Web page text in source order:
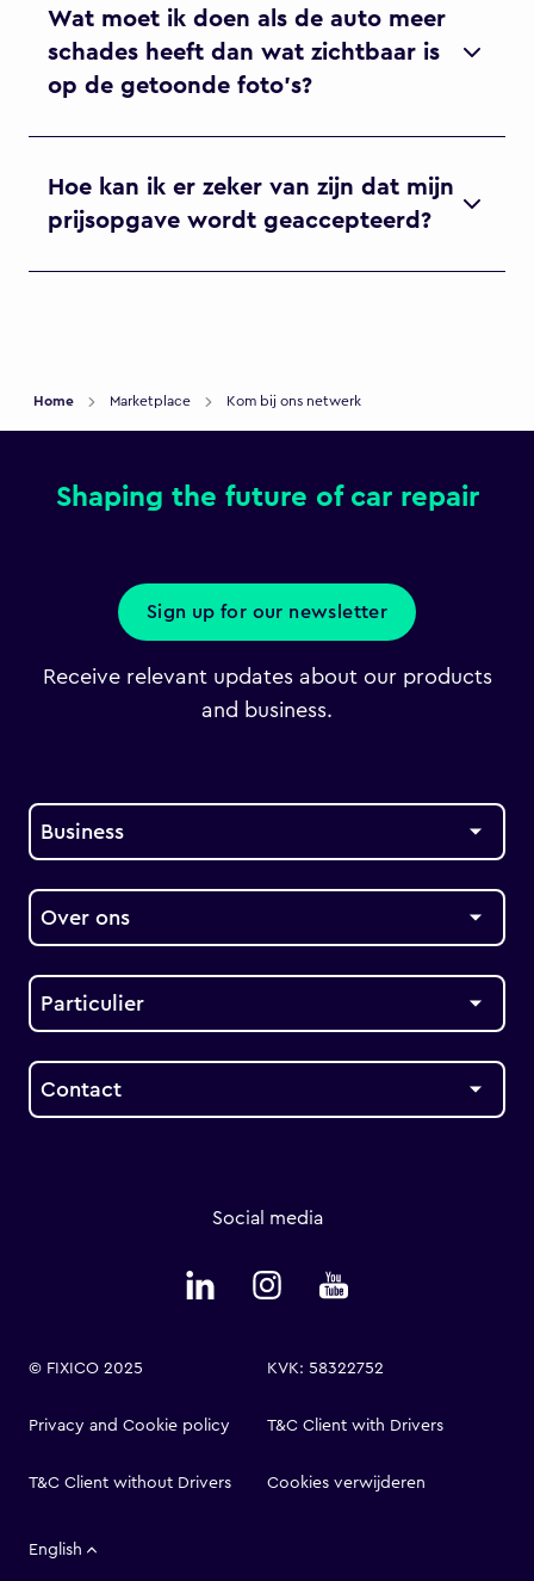
Wat moet ik doen als de auto meer
schades heeft dan wat zichtbaar is
op de getoonde foto's?
Hoe kan ik er zeker van zijn dat mijn
prijsopgave wordt geaccepteerd?
Home Marketplace Kom bij ons netwerk
Shaping the future of car repair
Sign up for our newsletter
Receive relevant updates about our products
and business.
Business
Over ons
Particulier
Contact
Social media
© FIXICO 2025 KVK: 58322752
Privacy and Cookie policy T&C Client with Drivers
T&C Client without Drivers Cookies verwijderen
English